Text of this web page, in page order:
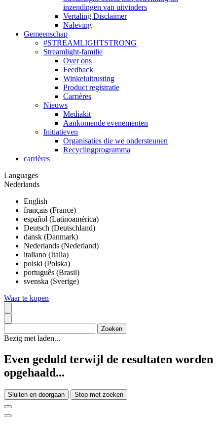
inzendingen van uitvinders
Vertaling Disclaimer
Naleving
Gemeenschap
#STREAMLIGHTSTRONG
Streamlight-familie
Over ons
Feedback
Winkeluitrusting
Product registratie
Carrières
Nieuws
Mediakit
Aankomende evenementen
Initiatieven
Organisaties die we ondersteunen
Recyclingprogramma
carrières
Languages
Nederlands
English
français (France)
español (Latinoamérica)
Deutsch (Deutschland)
dansk (Danmark)
Nederlands (Nederland)
italiano (Italia)
polski (Polska)
português (Brasil)
svenska (Sverige)
Waar te kopen
Bezig met laden...
Even geduld terwijl de resultaten worden
opgehaald...
Sluiten en doorgaan Stop met zoeken